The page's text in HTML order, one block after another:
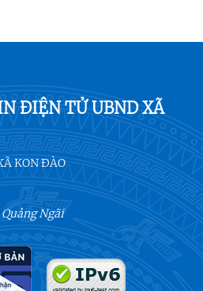
ĐIỆN TỬ UBND XÃ
KON ĐÀO
Ngãi